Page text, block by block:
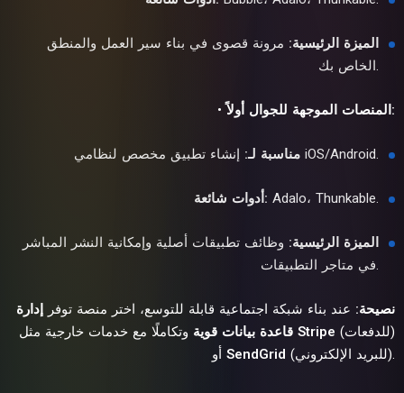
الميزة الرئيسية: مرونة قصوى في بناء سير العمل والمنطق
الخاص بك.
• المنصات الموجهة للجوال أولاً:
مناسبة لـ: إنشاء تطبيق مخصص لنظامي iOS/Android.
أدوات شائعة: Adalo، Thunkable.
الميزة الرئيسية: وظائف تطبيقات أصلية وإمكانية النشر المباشر
في متاجر التطبيقات.
نصيحة: عند بناء شبكة اجتماعية قابلة للتوسع، اختر منصة توفر إدارة
قاعدة بيانات قوية Stripe (للدفعات)
SendGrid (للبريد الإلكتروني).